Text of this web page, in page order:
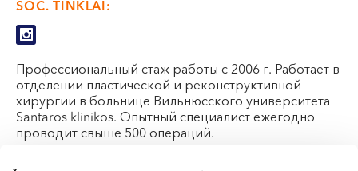
SOC. TINKLAI:
Профессиональный стаж работы с 2006 г. Работает в
отделении пластической и реконструктивной
хирургии в больнице Вильнюсского университета
Santaros klinikos. Опытный специалист ежегодно
проводит свыше 500 операций.